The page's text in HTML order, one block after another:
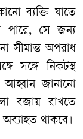
ব্যক্তি যাতে
পারে, সে জন্য
সীমান্ত অপরাধ
সঙ্গে নিকটস্থ
আহ্বান জানানো
বজায় রাখতে
থাকবে।